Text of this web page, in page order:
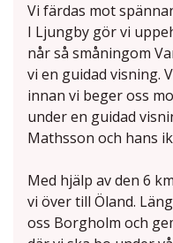
Vi färdas mot
I Ljungby gör vi
når så småningom
vi en guidad visning.
innan vi beger oss
under en guidad
Mathsson och hans
Med hjälp av den 6
vi över till Öland.
oss Borgholm och